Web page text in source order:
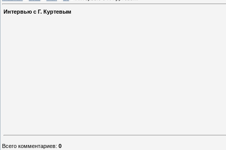
Интервью с Г. Куртевым
Всего комментариев: 0